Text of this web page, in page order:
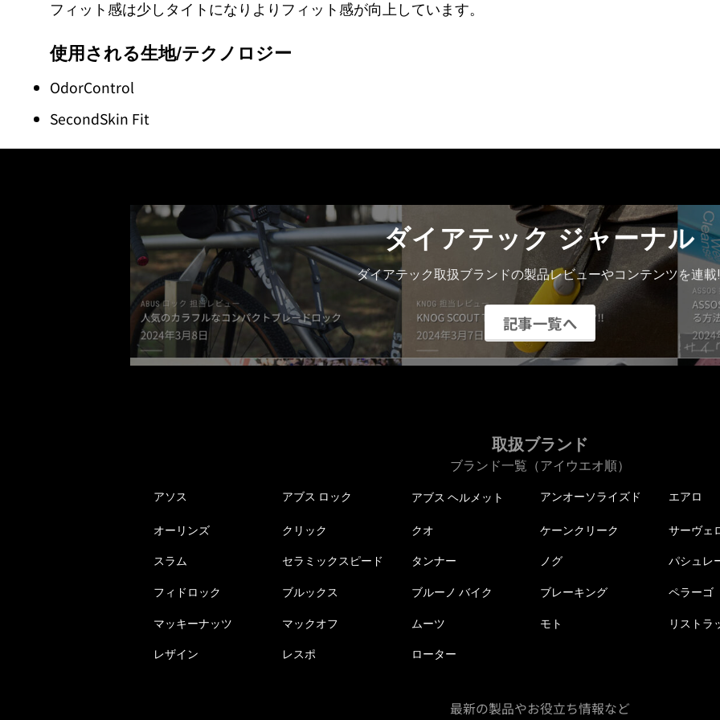
フィット感は少しタイトになりよりフィット感が向上しています。
使用される生地/テクノロジー
OdorControl
SecondSkin Fit
ダイアテック ジャーナル
ダイアテック取扱ブランドの製品レビューやコンテンツを連載
記事一覧へ
取扱ブランド
ブランド一覧（アイウエオ順）
アソス アブス ロック アブス ヘルメット アンオーソライズド エアロ
オーリンズ クリック クオ ケーンクリーク サーヴェ
スラム セラミックスピード タンナー ノグ パシュレ
フィドロック ブルックス ブルーノ バイク ブレーキング ペラーゴ
マッキーナッツ マックオフ ムーツ モト リストラ
レザイン レスポ ローター
最新の製品やお役立ち情報など